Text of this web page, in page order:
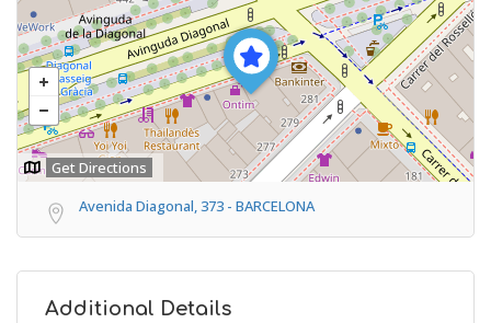
Get Directions
Avenida Diagonal, 373 - BARCELONA
Additional Details